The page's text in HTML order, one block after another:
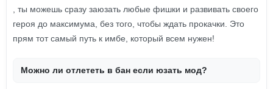
, ты можешь сразу заюзать любые фишки и развивать своего
героя до максимума, без того, чтобы ждать прокачки. Это
прям тот самый путь к имбе, который всем нужен!
Можно ли отлететь в бан если юзать мод?